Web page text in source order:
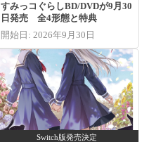
すみっコぐらしBD/DVDが9月30
日発売 全4形態と特典
開始日: 2026年9月30日
Switch版発売決定